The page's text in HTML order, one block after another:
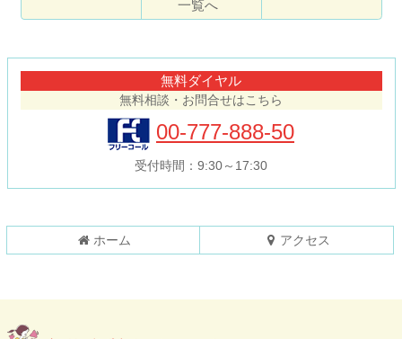
一覧へ
る
無料ダイヤル
無料相談・お問合せはこちら
00-777-888-50
受付時間：9:30～17:30
ホーム アクセス